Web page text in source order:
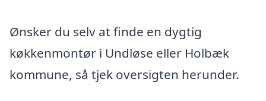
Ønsker du selv at finde en dygtig
køkkenmontør i Undløse eller Holbæk
kommune, så tjek oversigten herunder.